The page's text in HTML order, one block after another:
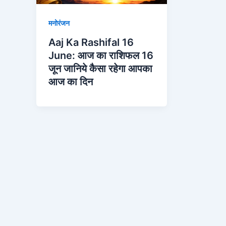
मनोरंजन
Aaj Ka Rashifal 16
June: आज का राशिफल 16
जून जानिये कैसा रहेगा आपका
आज का दिन